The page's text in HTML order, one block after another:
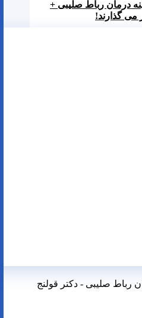
درمان رباط صلیبی +
رباط صلیبی - دکتر قولنج